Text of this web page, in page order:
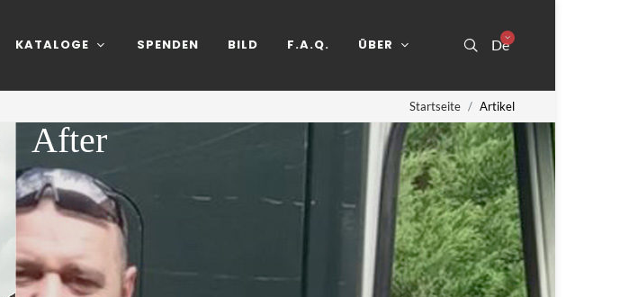
De
KATALOGE SPENDEN BILD F.A.Q. ÜBER
Startseite Artikel
After